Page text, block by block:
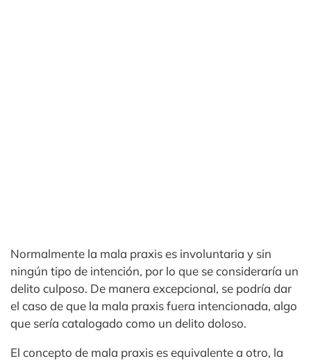
Normalmente la mala praxis es involuntaria y sin
ningún tipo de intención, por lo que se consideraría un
delito culposo. De manera excepcional, se podría dar
el caso de que la mala praxis fuera intencionada, algo
que sería catalogado como un delito doloso.
El concepto de mala praxis es equivalente a otro, la